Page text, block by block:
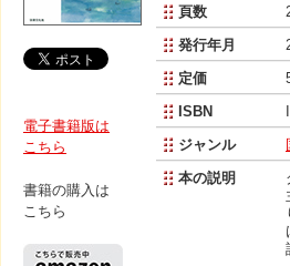
電子書籍版は
こちら
書籍の購入は
こちら
頁数
発行年月
定価
ISBN
ジャンル
本の説明